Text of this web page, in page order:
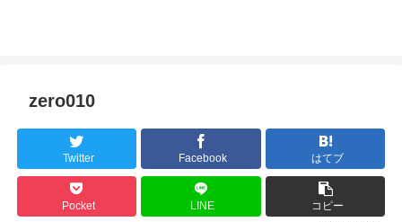
zero010
Twitter Facebook はてブ
Pocket LINE コピー